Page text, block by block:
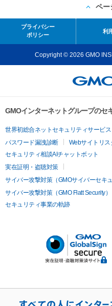
ペー
プライバシー
ポリシー
利
Copyright © 2026 GMO
GMOインターネットグループのセ
世界初総合ネットセキュリティサービス
パスワード漏洩診断
Webサイトリス
セキュリティ相談AIチャットボット
実在証明・盗聴対策
サイバー攻撃対策（GMOサイバーセキ
サイバー攻撃対策（GMO Flatt Security）
セキュリティ事業の軌跡